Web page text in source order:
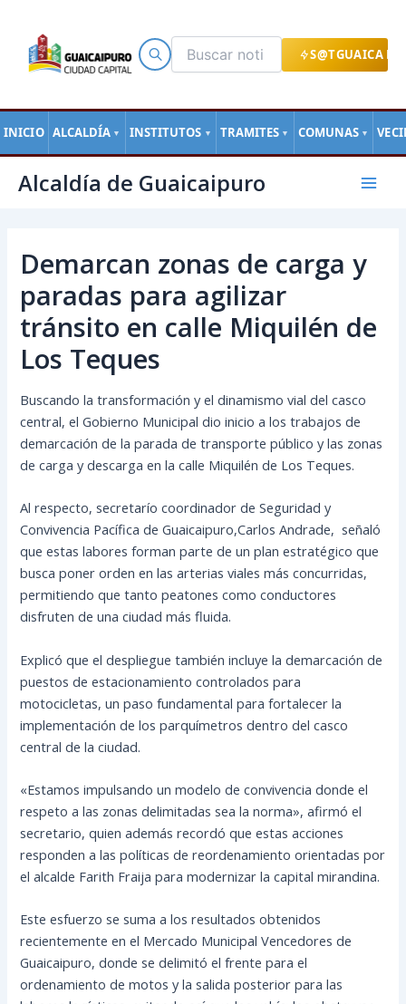
S@TGUAICA
INICIO ALCALDÍA ▼ INSTITUTOS ▼ TRAMITES ▼ COMUNAS ▼
contenido
Alcaldía de Guaicaipuro
Main
Demarcan zonas de carga y
paradas para agilizar
tránsito en calle Miquilén de
Los Teques
Buscando la transformación y el dinamismo vial del casco
central, el Gobierno Municipal dio inicio a los trabajos de
demarcación de la parada de transporte público y las zonas
de carga y descarga en la calle Miquilén de Los Teques.
Al respecto, secretarío coordinador de Seguridad y
Convivencia Pacífica de Guaicaipuro,Carlos Andrade, señaló
que estas labores forman parte de un plan estratégico que
busca poner orden en las arterias viales más concurridas,
permitiendo que tanto peatones como conductores
disfruten de una ciudad más fluida.
Explicó que el despliegue también incluye la demarcación de
puestos de estacionamiento controlados para
motocicletas, un paso fundamental para fortalecer la
implementación de los parquímetros dentro del casco
central de la ciudad.
«Estamos impulsando un modelo de convivencia donde el
respeto a las zonas delimitadas sea la norma», afirmó el
secretario, quien además recordó que estas acciones
responden a las políticas de reordenamiento orientadas por
el alcalde Farith Fraija para modernizar la capital mirandina.
Este esfuerzo se suma a los resultados obtenidos
recientemente en el Mercado Municipal Vencedores de
Guaicaipuro, donde se delimitó el frente para el
ordenamiento de motos y la salida posterior para las
de